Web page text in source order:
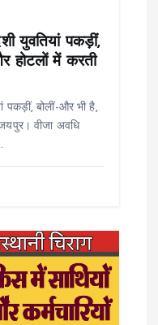
युवतियां पकड़ीं,
होटलों में करती
पकड़ीं, बोलीं-और भी है,
वीजा अवधि